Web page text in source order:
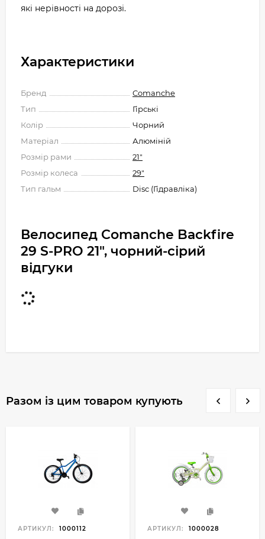
які нерівності на дорозі.
Характеристики
Бренд
Comanche
Тип
Гірські
Колір
Чорний
Матеріал
Алюміній
Розмір рами
21"
Розмір колеса
29"
Тип гальм
Disc (Гідравліка)
Велосипед Comanche Backfire
29 S-PRO 21", чорний-сірий
відгуки
Разом із цим товаром купують
АРТИКУЛ: 1000112 АРТИКУЛ: 1000028